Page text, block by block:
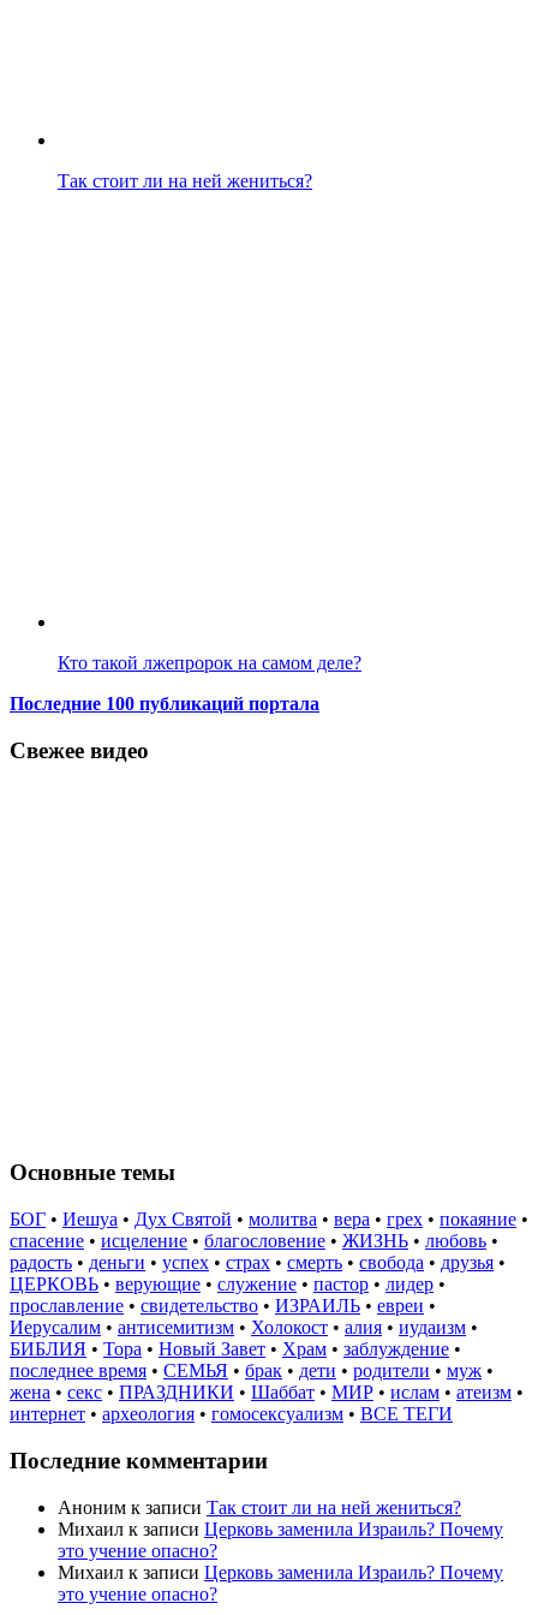
Так стоит ли на ней жениться?
Кто такой лжепророк на самом деле?
Последние 100 публикаций портала
Свежее видео
Основные темы
БОГ • Иешуа • Дух Святой • молитва • вера • грех • покаяние •
спасение • исцеление • благословение • ЖИЗНЬ • любовь •
радость • деньги • успех • страх • смерть • свобода • друзья •
ЦЕРКОВЬ • верующие • служение • пастор • лидер •
прославление • свидетельство • ИЗРАИЛЬ • евреи •
Иерусалим • антисемитизм • Холокост • алия • иудаизм •
БИБЛИЯ • Тора • Новый Завет • Храм • заблуждение •
последнее время • СЕМЬЯ • брак • дети • родители • муж •
жена • секс • ПРАЗДНИКИ • Шаббат • МИР • ислам • атеизм •
интернет • археология • гомосексуализм • ВСЕ ТЕГИ
Последние комментарии
Аноним к записи Так стоит ли на ней жениться?
Михаил к записи Церковь заменила Израиль? Почему
это учение опасно?
Михаил к записи Церковь заменила Израиль? Почему
это учение опасно?